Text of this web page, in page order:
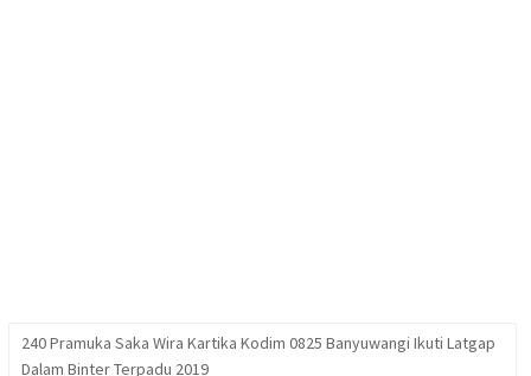
240 Pramuka Saka Wira Kartika Kodim 0825 Banyuwangi Ikuti Latgap
Dalam Binter Terpadu 2019